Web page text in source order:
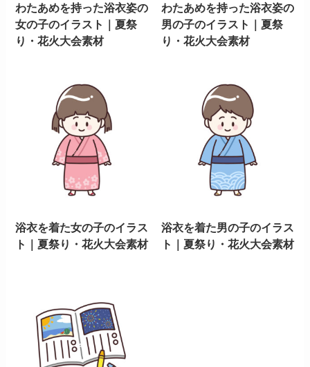
わたあめを持った浴衣姿の
女の子のイラスト｜夏祭
り・花火大会素材
わたあめを持った浴衣姿の
男の子のイラスト｜夏祭
り・花火大会素材
浴衣を着た女の子のイラス
ト｜夏祭り・花火大会素材
浴衣を着た男の子のイラス
ト｜夏祭り・花火大会素材